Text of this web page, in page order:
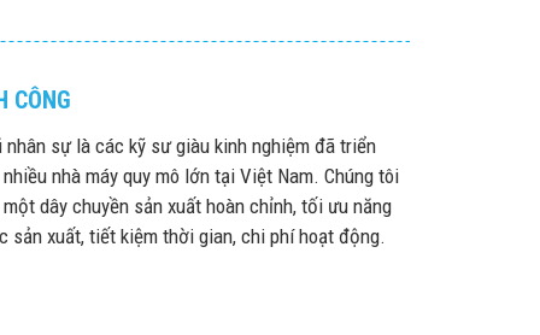
CÔNG
sự là các kỹ sư giàu kinh nghiệm đã triển
nhà máy quy mô lớn tại Việt Nam. Chúng tôi
dây chuyền sản xuất hoàn chỉnh, tối ưu năng
sản xuất, tiết kiệm thời gian, chi phí hoạt động.